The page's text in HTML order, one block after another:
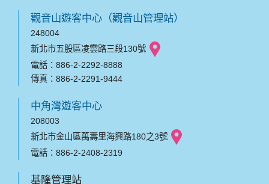
觀音山遊客中心（觀音山管理站）
248004
新北市五股區凌雲路三段130號
電話：886-2-2292-8888
傳真：886-2-2291-9444
中角灣遊客中心
208003
新北市金山區萬壽里海興路180之3號
電話：886-2-2408-2319
基隆管理站